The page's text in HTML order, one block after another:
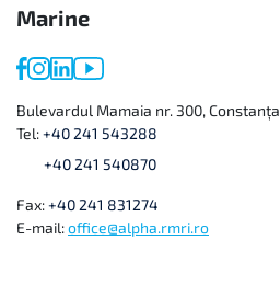
Marine
Bulevardul Mamaia nr. 300, Constanța
Tel:+40 241 543288
+40 241 540870
Fax:+40 241 831274
E-mail:office@alpha.rmri.ro